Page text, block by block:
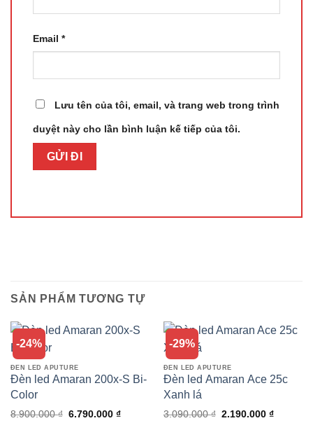
Email *
Lưu tên của tôi, email, và trang web trong trình
duyệt này cho lần bình luận kế tiếp của tôi.
SẢN PHẨM TƯƠNG TỰ
-24%
ĐÈN LED APUTURE
Đèn led Amaran 200x-S Bi-
Color
8.900.000₫ Giá
6.790.000 ₫Giá
-29%
ĐÈN LED APUTURE
Đèn led Amaran Ace 25c
Xanh lá
3.090.000₫ Giá
2.190.000 ₫Giá